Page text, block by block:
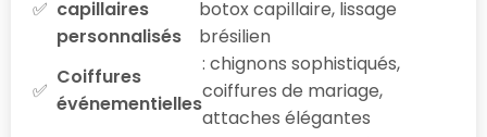
capillaires
personnalisés
botox capillaire, lissage
brésilien
Coiffures
événementielles
: chignons sophistiqués,
coiffures de mariage,
attaches élégantes